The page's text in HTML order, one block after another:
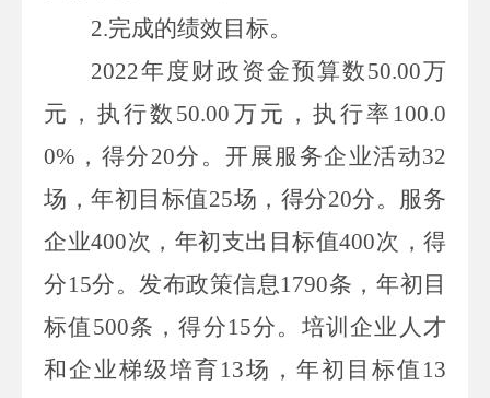
2.完成的绩效目标。
2022年度财政资金预算数50.00万
元，执行数 50.00 万元 ，执行率 100.0
0% ，得分20分。开展服务企业活动32
场，年初目标值25场， 得分20分。服务
企业400次， 年初支出目标值400次 ，得
分15分。发布政策信息1790条， 年初目
标值500条，得分15分。培训企业人才
和企业梯级培育13场， 年初目标值 13